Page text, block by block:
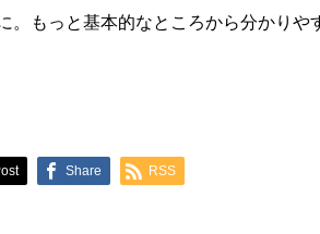
。もっと基本的なところから分かりや
Share RSS